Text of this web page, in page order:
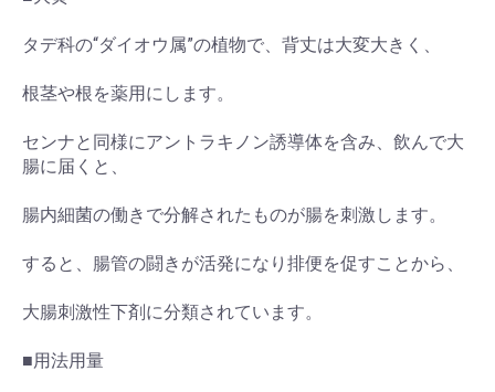
タデ科の“ダイオウ属”の植物で、背丈は大変大きく、
根茎や根を薬用にします。
センナと同様にアントラキノン誘導体を含み、飲んで大
腸に届くと、
腸内細菌の働きで分解されたものが腸を刺激します。
すると、腸管の闘きが活発になり排便を促すことから、
大腸刺激性下剤に分類されています。
■用法用量